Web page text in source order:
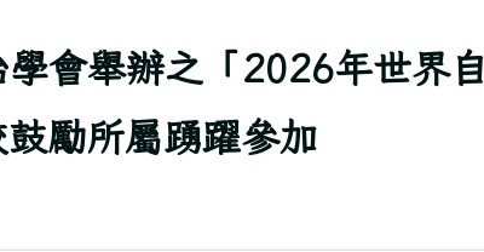
會舉辦之「2026年世界自
勵所屬踴躍參加